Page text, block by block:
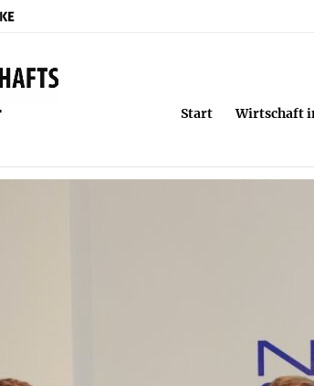
Start Wirtschaft